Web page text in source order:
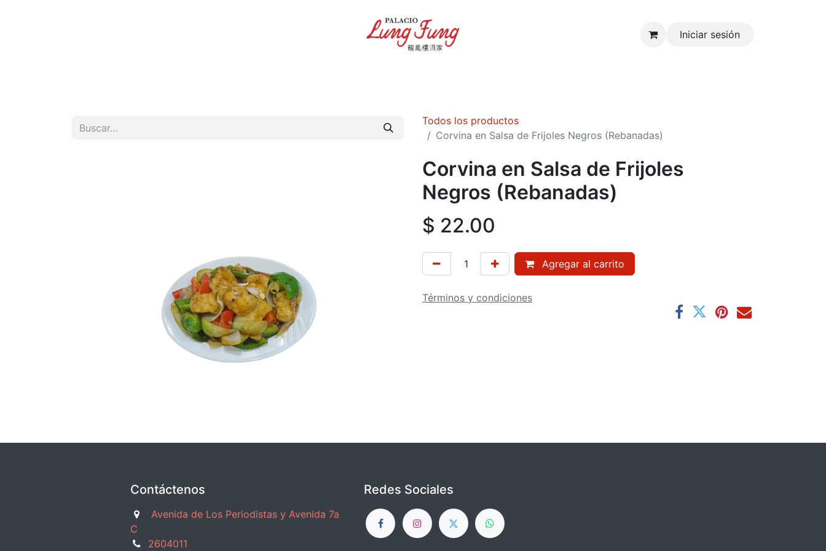
Iniciar sesión
Todos los productos
Corvina en Salsa de Frijoles Negros (Rebanadas)
Corvina en Salsa de Frijoles
Negros (Rebanadas)
$ 22.00
Agregar al carrito
Términos y condiciones
Contáctenos
Avenida de Los Periodistas y Avenida 7a
C
2604011
Redes Sociales